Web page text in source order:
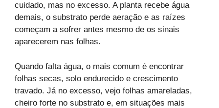
cuidado, mas no excesso. A planta recebe água
demais, o substrato perde aeração e as raízes
começam a sofrer antes mesmo de os sinais
aparecerem nas folhas.
Quando falta água, o mais comum é encontrar
folhas secas, solo endurecido e crescimento
travado. Já no excesso, vejo folhas amareladas,
cheiro forte no substrato e, em situações mais